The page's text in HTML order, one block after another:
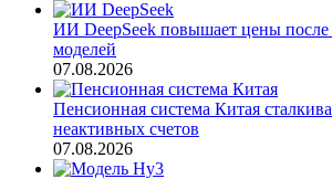
ИИ DeepSeek повышает цены после
моделей
07.08.2026
Пенсионная система Китая
неактивных счетов
07.08.2026